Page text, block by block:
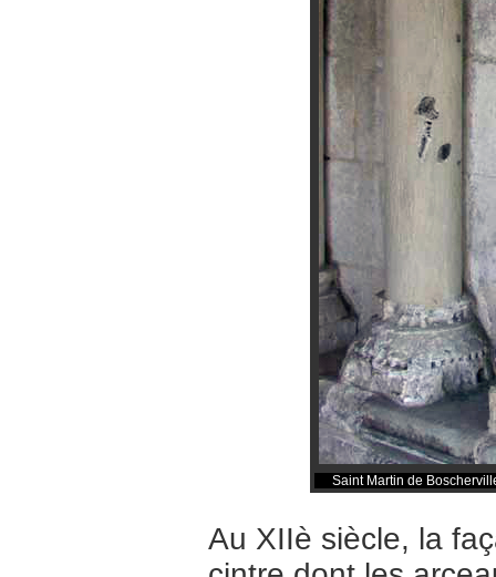
Saint Martin de
Au XIIè siècle, la